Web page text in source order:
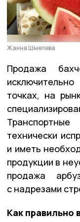
Жанна Шмелева
Продажа
точках, на
технически
и иметь
продукции в
продажа
с надрезами
Как правильно